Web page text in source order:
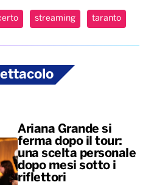
streaming taranto
Ariana Grande si
ferma dopo il tour:
una scelta personale
dopo mesi sotto i
riflettori